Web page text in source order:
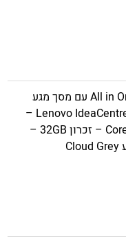
מחשב לנובו All in One עם מסך מגע
27 אינץ Lenovo IdeaCentre AIO i –
מעבד Core 7 240H – זכרון 32GB –